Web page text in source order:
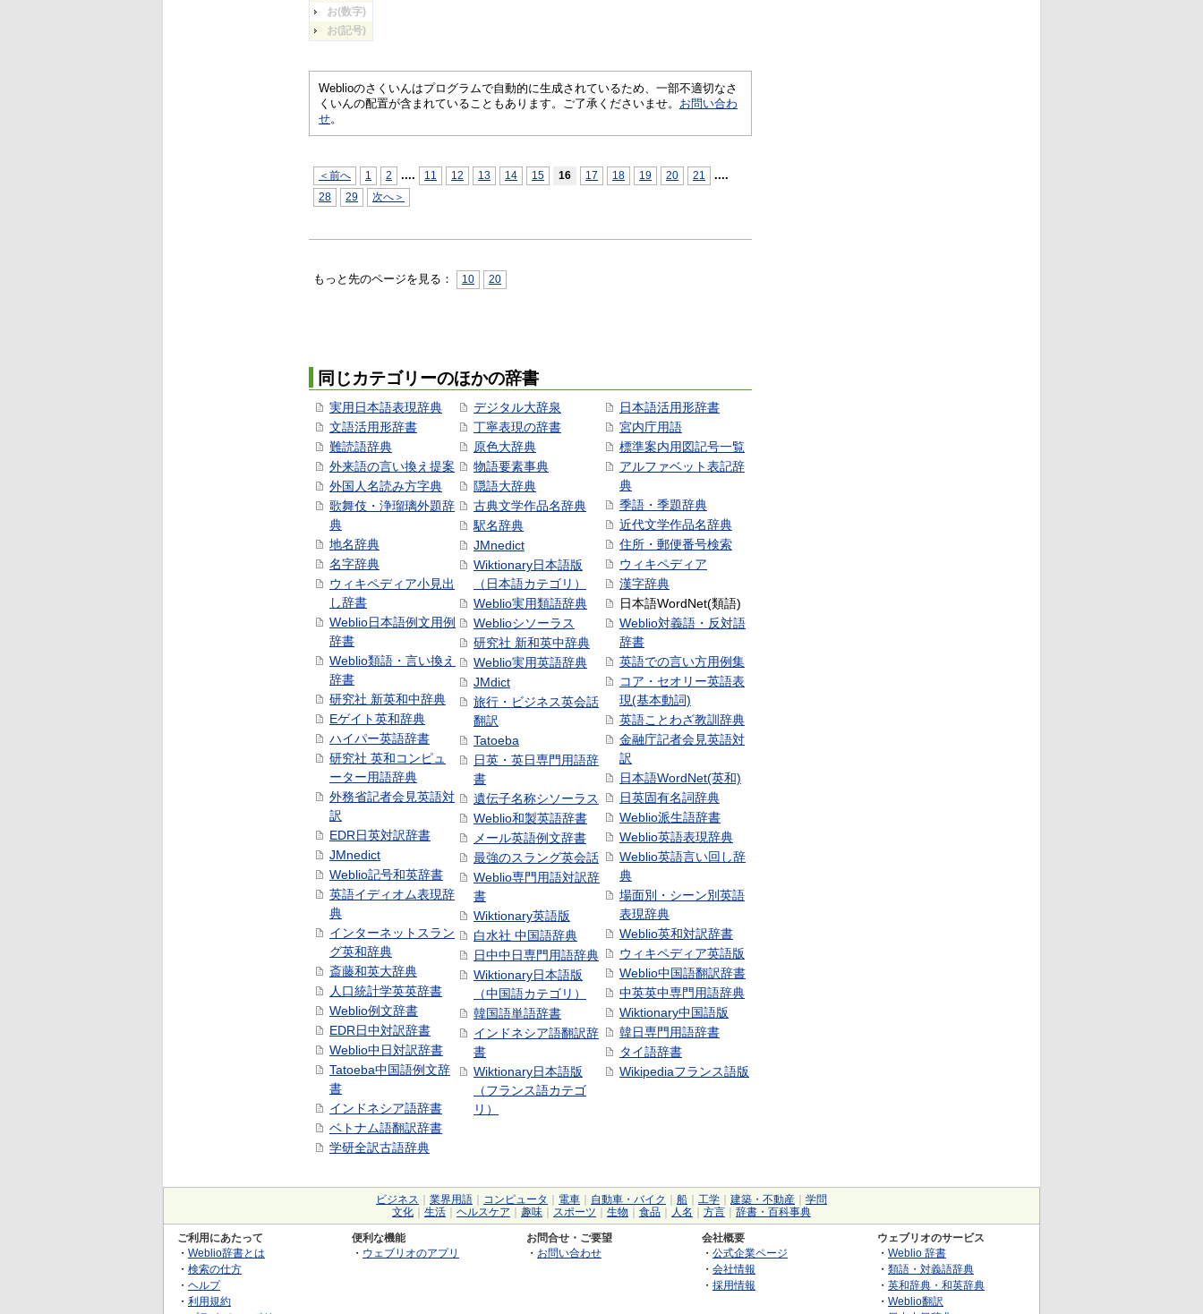
お(数字)
お(記号)
Weblioのさくいんはプログラムで自動的に生成されているため、一部不適切なさ
くいんの配置が含まれていることもあります。ご了承くださいませ。 お問い合わ
せ。
＜前へ 1 2 .... 11 12 13 14 15 16 17 18 19 20 21 ....
28 29 次へ＞
もっと先のページを見る： 10 20
同じカテゴリーのほかの辞書
実用日本語表現辞典
文語活用形辞書
難読語辞典
外来語の言い換え提案
外国人名読み方字典
歌舞伎・浄瑠璃外題辞
典
地名辞典
名字辞典
ウィキペディア小見出
し辞書
Weblio日本語例文用例
辞書
Weblio類語・言い換え
辞書
研究社 新英和中辞典
Eゲイト英和辞典
ハイパー英語辞書
研究社 英和コンピュ
ーター用語辞典
外務省記者会見英語対
訳
EDR日英対訳辞書
JMnedict
Weblio記号和英辞書
英語イディオム表現辞
典
インターネットスラン
グ英和辞典
斎藤和英大辞典
人口統計学英英辞書
Weblio例文辞書
EDR日中対訳辞書
Weblio中日対訳辞書
Tatoeba中国語例文辞
書
インドネシア語辞書
ベトナム語翻訳辞書
学研全訳古語辞典
デジタル大辞泉
丁寧表現の辞書
原色大辞典
物語要素事典
隠語大辞典
古典文学作品名辞典
駅名辞典
JMnedict
Wiktionary日本語版
（日本語カテゴリ）
Weblio実用類語辞典
Weblioシソーラス
研究社 新和英中辞典
Weblio実用英語辞典
JMdict
旅行・ビジネス英会話
翻訳
Tatoeba
日英・英日専門用語辞
書
遺伝子名称シソーラス
Weblio和製英語辞書
メール英語例文辞書
最強のスラング英会話
Weblio専門用語対訳辞
書
Wiktionary英語版
白水社 中国語辞典
日中中日専門用語辞典
Wiktionary日本語版
（中国語カテゴリ）
韓国語単語辞書
インドネシア語翻訳辞
書
Wiktionary日本語版
（フランス語カテゴ
リ）
日本語活用形辞書
宮内庁用語
標準案内用図記号一覧
アルファベット表記辞
典
季語・季題辞典
近代文学作品名辞典
住所・郵便番号検索
ウィキペディア
漢字辞典
日本語WordNet(類語)
Weblio対義語・反対語
辞書
英語での言い方用例集
コア・セオリー英語表
現(基本動詞)
英語ことわざ教訓辞典
金融庁記者会見英語対
訳
日本語WordNet(英和)
日英固有名詞辞典
Weblio派生語辞書
Weblio英語表現辞典
Weblio英語言い回し辞
典
場面別・シーン別英語
表現辞典
Weblio英和対訳辞書
ウィキペディア英語版
Weblio中国語翻訳辞書
中英英中専門用語辞典
Wiktionary中国語版
韓日専門用語辞書
タイ語辞書
Wikipediaフランス語版
ビジネス 業界用語 コンピュータ 電車 自動車・バイク 船 工学 建築・不動産
学問
文化
生活 ヘルスケア 趣味 スポーツ 生物 食品 人名 方言 辞書・百科事典
ご利用にあたって
・ Weblio辞書とは
・ 検索の仕方
・ ヘルプ
・ 利用規約
便利な機能
・ ウェブリオのアプリ
お問合せ・ご要望
・ お問い合わせ
会社概要
・ 公式企業ページ
・ 会社情報
・ 採用情報
ウェブリオのサービス
・ Weblio 辞書
・ 類語・対義語辞典
・ 英和辞典・和英辞典
・ Weblio翻訳